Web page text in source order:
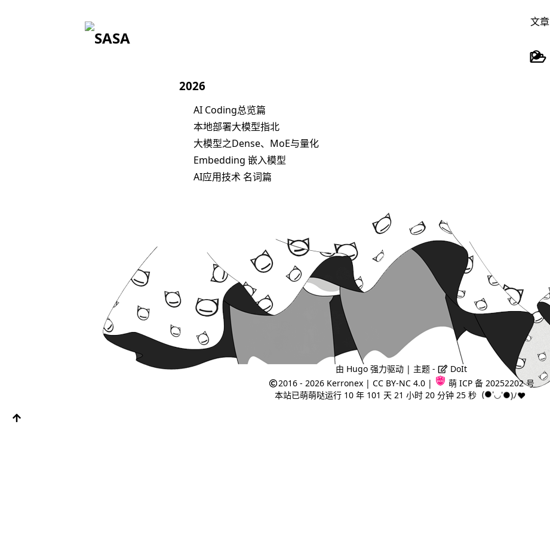
SA
文章
2026
AI Coding总览篇
本地部署大模型指北
大模型之Dense、MoE与量化
Embedding 嵌入模型
AI应用技术 名词篇
由 Hugo强力驱动 | 主题 -
DoIt
2016 - 2026 Kerronex |CC BY-NC 4.0 |
萌 ICP 备 20252202 号
本站已萌萌哒运行 10 年 101 天 21 小时 20 分钟 25 秒 (●'◡'●)ﾉ♥